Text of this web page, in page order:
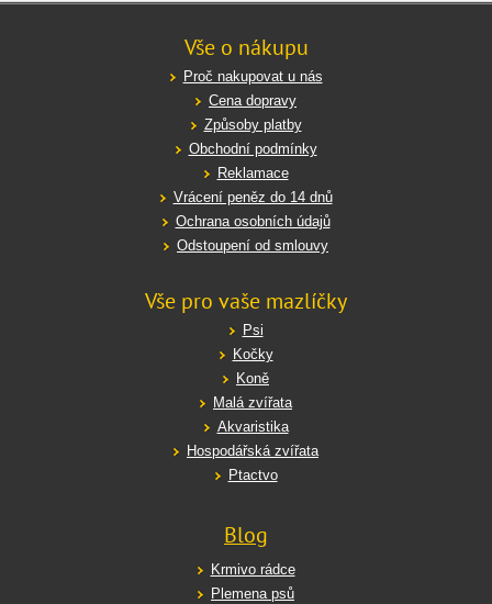
Vše o nákupu
Proč nakupovat u nás
Cena dopravy
Způsoby platby
Obchodní podmínky
Reklamace
Vrácení peněz do 14 dnů
Ochrana osobních údajů
Odstoupení od smlouvy
Vše pro vaše mazlíčky
Psi
Kočky
Koně
Malá zvířata
Akvaristika
Hospodářská zvířata
Ptactvo
Blog
Krmivo rádce
Plemena psů